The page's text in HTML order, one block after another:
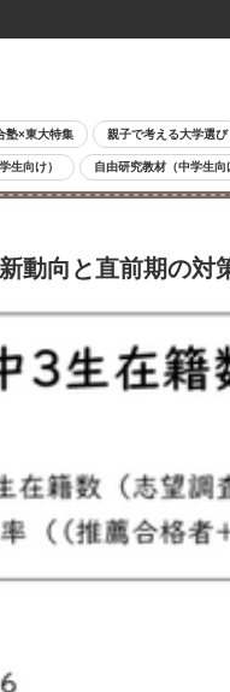
塾×東大特集 親子で考える大学選び
生向け） 自由研究教材（中学生向
動向と直前期の